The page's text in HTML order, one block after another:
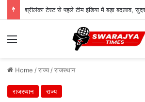
Menu
Home /राज्य /राजस्थान
राजस्थान राज्य